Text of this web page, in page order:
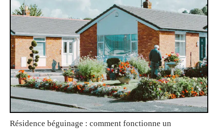
Résidence béguinage : comment fonctionne un